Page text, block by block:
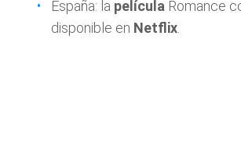
España: la película Romance
disponible en Netflix